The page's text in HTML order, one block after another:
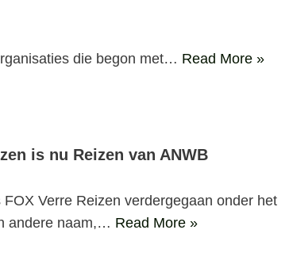
die begon met… Read More »
is nu Reizen van ANWB
Verre Reizen verdergegaan onder het
andere naam,… Read More »